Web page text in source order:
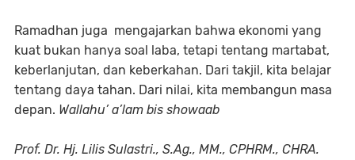
Ramadhan juga mengajarkan bahwa ekonomi yang
kuat bukan hanya soal laba, tetapi tentang martabat,
keberlanjutan, dan keberkahan. Dari takjil, kita belajar
tentang daya tahan. Dari nilai, kita membangun masa
depan. Wallahu’ a’lam bis showaab
Prof. Dr. Hj. Lilis Sulastri., S.Ag., MM., CPHRM., CHRA.